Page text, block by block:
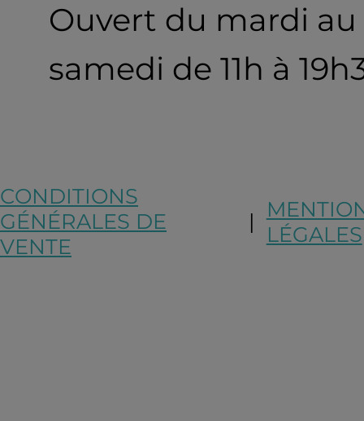
Ouvert du mardi au
samedi de 11h à
CONDITIONS
GÉNÉRALES DE
VENTE
|LÉGALES